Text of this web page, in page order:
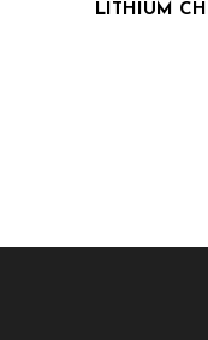
LITHIUM